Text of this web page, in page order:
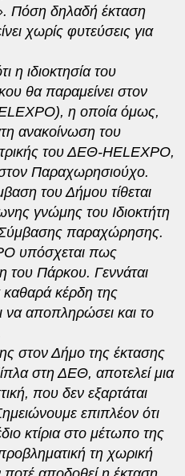
Πόση δηλαδή έκταση
χωρίς φυτεύσεις για
η ιδιοκτησία του
θα παραμείνει στον
), η οποία όμως,
ανακοίνωση του
του ΔΕΘ-HELEXPO,
Παραχωρησιούχο.
του Δήμου τίθεται
γνώμης του Ιδιοκτήτη
παραχώρησης.
υπόσχεται πως
του Πάρκου. Γεννάται
κέρδη της
αποπληρώσει και το
στον Δήμο της έκτασης
στη ΔΕΘ, αποτελεί μια
που δεν εξαρτάται
επιπλέον ότι
κτίρια στο μέτωπο της
τη χωρική